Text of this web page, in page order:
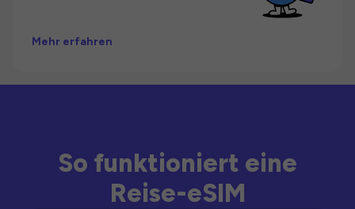
Mehr erfahren
So funktioniert eine
Reise-eSIM